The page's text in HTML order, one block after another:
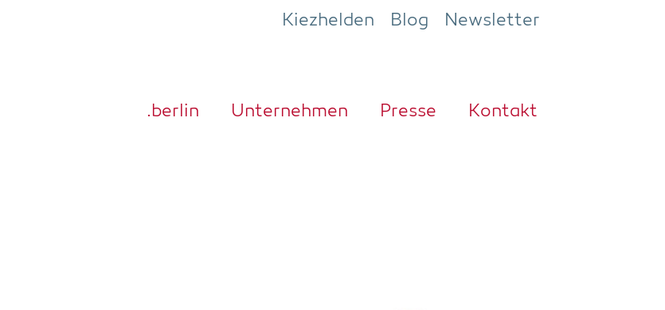
Kiezhelden Blog Newsletter
.ber­lin Unter­neh­men Pres­se Kon­takt